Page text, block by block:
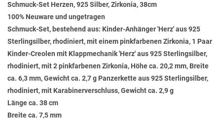
Schmuck-Set Herzen, 925 Silber, Zirkonia, 38cm
100% Neuware und ungetragen
Schmuck-Set, bestehend aus: Kinder-Anhänger 'Herz' aus 925
Sterlingsilber, rhodiniert, mit einem pinkfarbenen Zirkonia, 1 Paar
Kinder-Creolen mit Klappmechanik 'Herz' aus 925 Sterlingsilber,
rhodiniert, mit 2 pinkfarbenen Zirkonia, Höhe ca. 20,2 mm, Breite
ca. 6,3 mm, Gewicht ca. 2,7 g Panzerkette aus 925 Sterlingsilber,
rhodiniert, mit Karabinerverschluss, Gewicht ca. 2,9 g
Länge ca. 38 cm
Breite ca. 7,5 mm